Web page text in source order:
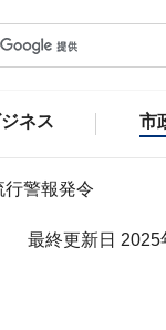
ジネス 市
行警報発令
最終更新日 2025